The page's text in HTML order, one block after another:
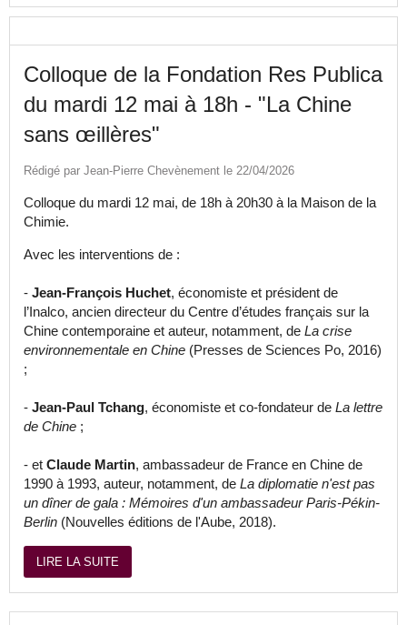
Colloque de la Fondation Res Publica
du mardi 12 mai à 18h - "La Chine
sans œillères"
Rédigé par Jean-Pierre Chevènement le 22/04/2026
Colloque du mardi 12 mai, de 18h à 20h30 à la Maison de la
Chimie.
Avec les interventions de :
- Jean-François Huchet, économiste et président de
l’Inalco, ancien directeur du Centre d’études français sur la
Chine contemporaine et auteur, notamment, de La crise
environnementale en Chine (Presses de Sciences Po, 2016)
;
- Jean-Paul Tchang, économiste et co-fondateur de La lettre
de Chine ;
- et Claude Martin, ambassadeur de France en Chine de
1990 à 1993, auteur, notamment, de La diplomatie n'est pas
un dîner de gala : Mémoires d'un ambassadeur Paris-Pékin-
Berlin (Nouvelles éditions de l'Aube, 2018).
LIRE LA SUITE